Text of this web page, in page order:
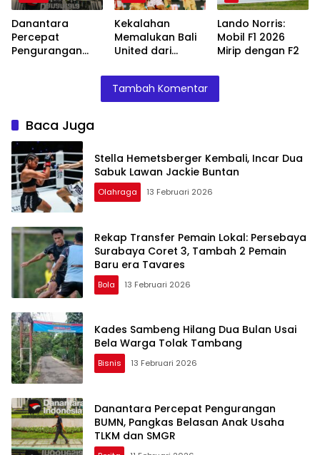
Danantara
Percepat
Pengurangan
Kekalahan
Memalukan Bali
United dari
Surabaya: 3
Fakta yang
Menggemparkan
Lando Norris:
Mobil F1 2026
Mirip dengan F2
Tambah Komentar
Baca Juga
Stella Hemetsberger Kembali, Incar Dua
Sabuk Lawan Jackie Buntan
Olahraga 13 Februari 2026
Rekap Transfer Pemain Lokal: Persebaya
Surabaya Coret 3, Tambah 2 Pemain
Baru era Tavares
Bola 13 Februari 2026
Kades Sambeng Hilang Dua Bulan Usai
Bela Warga Tolak Tambang
Bisnis 13 Februari 2026
Danantara Percepat Pengurangan
BUMN, Pangkas Belasan Anak Usaha
TLKM dan SMGR